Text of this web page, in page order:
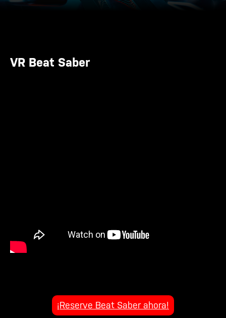
VR Beat Saber
¡Reserve Beat Saber ahora!